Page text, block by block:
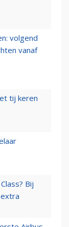
volgend
vanaf
tij keren
Bij